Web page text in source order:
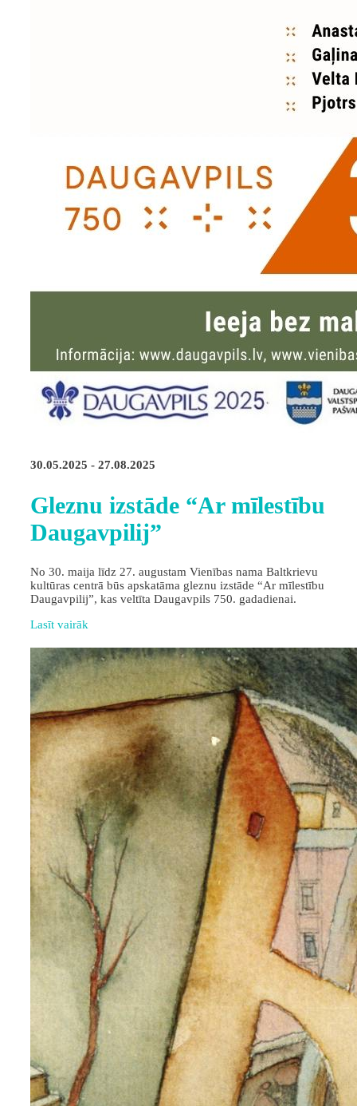
30.05.2025 - 27.08.2025
Gleznu izstāde “Ar mīlestību
Daugavpilij”
No 30. maija līdz 27. augustam Vienības nama Baltkrievu
kultūras centrā būs apskatāma gleznu izstāde “Ar mīlestību
Daugavpilij”, kas veltīta Daugavpils 750. gadadienai.
Lasīt vairāk